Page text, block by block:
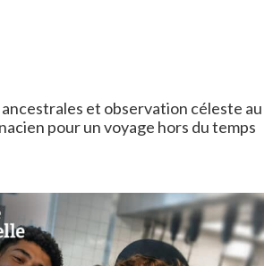
et observation céleste au
pour un voyage hors du temps